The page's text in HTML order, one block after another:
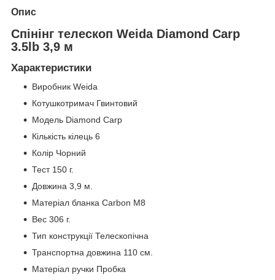
Опис
Спінінг телескоп Weida Diamond Carp
3.5lb 3,9 м
Характеристики
Виробник Weida
Котушкотримач Гвинтовий
Модель Diamond Carp
Кількість кілець 6
Колір Чорний
Тест 150 г.
Довжина 3,9 м.
Матеріал бланка Carbon M8
Вес 306 г.
Тип конструкції Телескопічна
Транспортна довжина 110 см.
Матеріал ручки Пробка